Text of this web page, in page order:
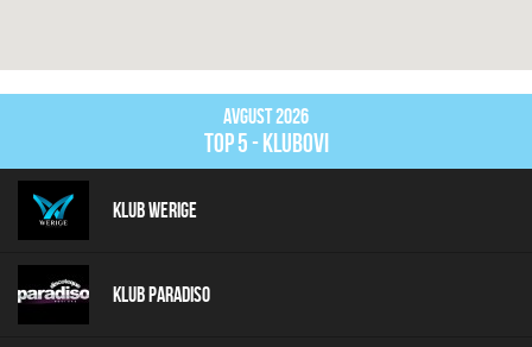
Avgust 2026
top 5 - klubovi
Klub Werige
Klub Paradiso